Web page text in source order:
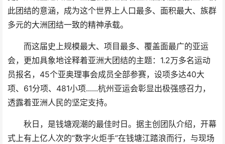
此团结的意涵，成为这个世界上人口最多、面积最大、族群
多元的大洲团结一致的精神承载。
而这届史上规模最大、项目最多、覆盖面最广的亚运
会，更加具象地诠释着亚洲大团结的主题：1.2万多名运动
员报名，45个亚奥理事会成员全部参赛，设项多达40大
项、61分项、481小项......杭州亚运会彰显出极强感召力，
透露着亚洲人民的坚定支持。
秋日，是钱塘观潮的最佳时日。据主创团队介绍，开幕
式上有上亿人次的“数字火炬手”在钱塘江踏浪而行，与现场